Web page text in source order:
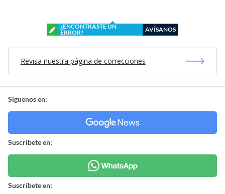
¿ENCONTRASTE UN
ERROR?
AVÍSANOS
Revisa nuestra página de correcciones
Síguenos en:
Suscríbete en:
Suscríbete en: